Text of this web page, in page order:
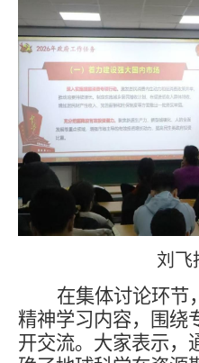
刘飞
在集体讨论环节
精神学习内容，围绕
开交流。大家表示，